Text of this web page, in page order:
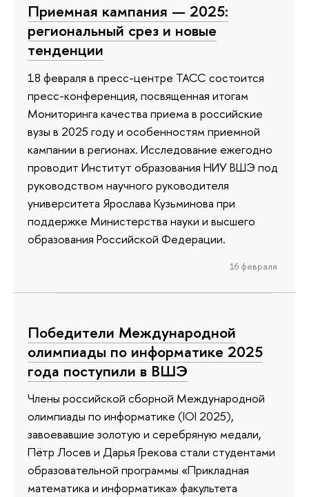
Приемная кампания — 2025:
региональный срез и новые
тенденции
18 февраля в пресс-центре ТАСС состоится
пресс-конференция, посвященная итогам
Мониторинга качества приема в российские
вузы в 2025 году и особенностям приемной
кампании в регионах. Исследование ежегодно
проводит Институт образования НИУ ВШЭ под
руководством научного руководителя
университета Ярослава Кузьминова при
поддержке Министерства науки и высшего
образования Российской Федерации.
16 февраля
Победители Международной
олимпиады по информатике 2025
года поступили в ВШЭ
Члены российской сборной Международной
олимпиады по информатике (IOI 2025),
завоевавшие золотую и серебряную медали,
Пётр Лосев и Дарья Грекова стали студентами
образовательной программы «Прикладная
математика и информатика» факультета